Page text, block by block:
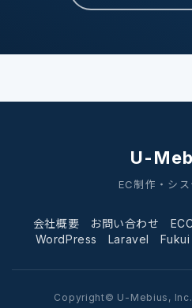
U-
EC制作・シ
会社概要 お問い合わせ
WordPress
Laravel Fukui
Copyright© U-Mebius,